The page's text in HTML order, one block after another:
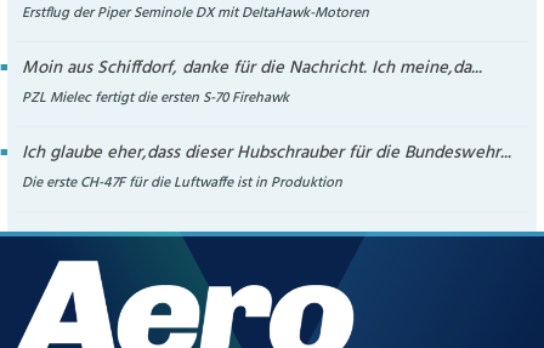
Erstflug der Piper Seminole DX mit DeltaHawk-Motoren
Moin aus Schiffdorf, danke für die Nachricht. Ich meine,da...
PZL Mielec fertigt die ersten S-70 Firehawk
Ich glaube eher,dass dieser Hubschrauber für die Bundeswehr...
Die erste CH-47F für die Luftwaffe ist in Produktion